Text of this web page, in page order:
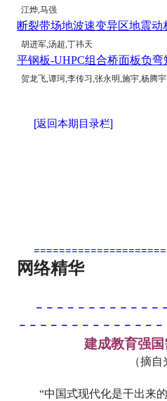
江烨,马强
断裂带场地波速变异区地震动
胡进军,汤超,丁祎天
平钢板-UHPC组合桥面板负
贺龙飞,谭珂,李传习,张永明,施宇,杨腾
[返回本期目录栏]
网络精华
－－－－－－－－－－－－
－－－－－－－－－－－－－－
建成教育强
（摘自
“中国式现代化是干出来